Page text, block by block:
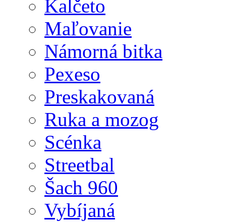
Kalčeto
Maľovanie
Námorná bitka
Pexeso
Preskakovaná
Ruka a mozog
Scénka
Streetbal
Šach 960
Vybíjaná